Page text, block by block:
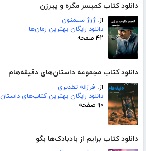
دانلود کتاب کمیسر مگره و پیرزن
از:ژرژ سیمنون
دانلود رایگان بهترین رمان‌ها
۴۲ صفحه
دانلود کتاب مجموعه داستان‌های دقیقه‌هام
از: فرزانه تقدیری
دانلود رایگان بهترین کتاب‌های داستان
۹۰ صفحه
دانلود کتاب برایم از بادبادک‌ها بگو